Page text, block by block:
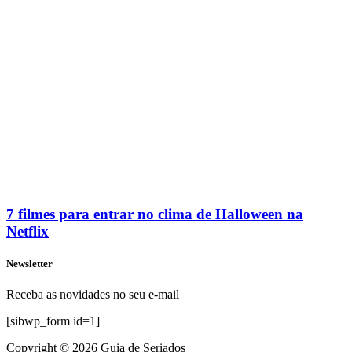
7 filmes para entrar no clima de Halloween na
Netflix
Newsletter
Receba as novidades no seu e-mail
[sibwp_form id=1]
Copyright © 2026 Guia de Seriados